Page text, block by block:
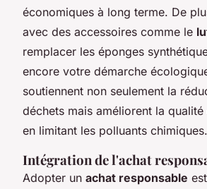
économiques à long terme. De
avec des accessoires comme le
remplacer les éponges
encore votre démarche
soutiennent non seulement la
déchets mais améliorent la qualité
en limitant les polluants chimiques.
Intégration de l'achat
Adopter un achat responsable